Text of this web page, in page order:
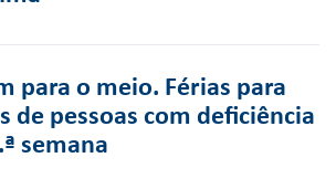
para o meio. Férias para
de pessoas com deficiência
semana